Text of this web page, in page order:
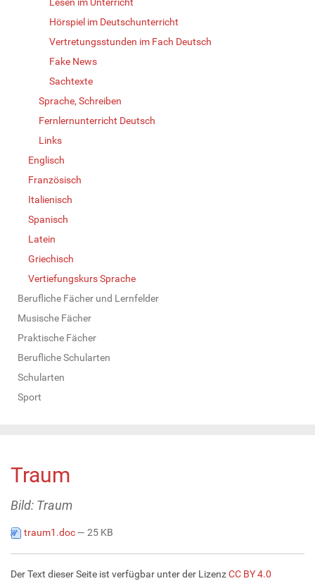
Hörspiel im Deutschunterricht
Vertretungsstunden im Fach Deutsch
Fake News
Sachtexte
Sprache, Schreiben
Fernlernunterricht Deutsch
Links
Englisch
Französisch
Italienisch
Spanisch
Latein
Griechisch
Vertiefungskurs Sprache
Berufliche Fächer und Lernfelder
Musische Fächer
Praktische Fächer
Berufliche Schularten
Schularten
Sport
Traum
Bild: Traum
traum1.doc— 25 KB
Der Text dieser Seite ist verfügbar unter der LizenzCC BY 4.0